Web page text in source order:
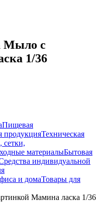
Мыло с
1/36
Пищевая
продукцияТехническая
материалыБытовая
индивидуальной
и домаТовары для
Мамина ласка 1/36